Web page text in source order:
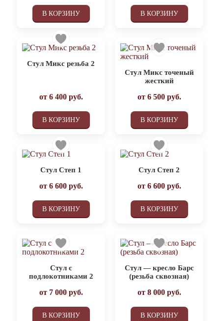
В КОРЗИНУ В КОРЗИНУ
Стул Микс резьба 2
от 6 400руб.
В КОРЗИНУ
Стул Микс точеный
жесткий
от 6 500руб.
В КОРЗИНУ
Стул Степ 1
от 6 600руб.
В КОРЗИНУ
Стул Степ 2
от 6 600руб.
В КОРЗИНУ
Стул с
подлокотниками 2
от 7 000руб.
В КОРЗИНУ
Стул — кресло Барс
(резьба сквозная)
от 8 000руб.
В КОРЗИНУ